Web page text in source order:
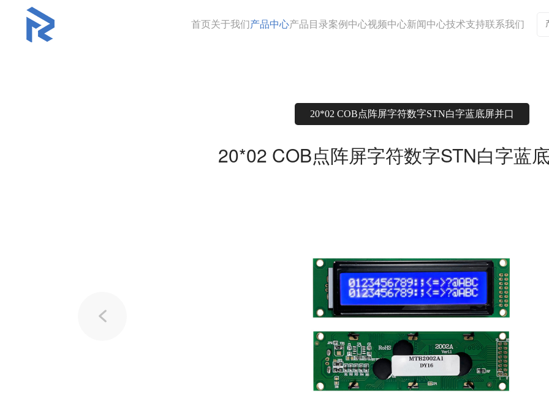
首页关于我们产品中心产品目录案例中心视频中心新闻中心技术支持联系我们
20*02 COB点阵屏字符数字STN白字蓝底屏并口
20*02 COB点阵屏字符数字STN白字蓝